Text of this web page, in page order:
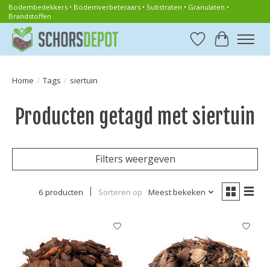
Bodembedekkers • Bodemverbeteraars • Substraten • Granulaten •
Brandstoffen
Verlanglijst
Home / Tags / siertuin
Producten getagd met siertuin
Filters weergeven
6 producten Sorteren op Meest bekeken